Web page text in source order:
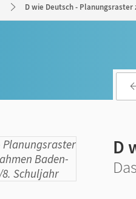
D wie Deutsch -
D